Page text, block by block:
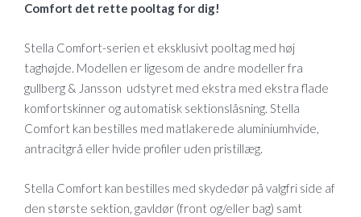
Comfort det rette pooltag for dig!
Stella Comfort-serien et eksklusivt pooltag med høj
taghøjde. Modellen er ligesom de andre modeller fra
gullberg & Jansson udstyret med ekstra med ekstra flade
komfortskinner og automatisk sektionslåsning. Stella
Comfort kan bestilles med matlakerede aluminiumhvide,
antracitgrå eller hvide profiler uden pristillæg.
Stella Comfort kan bestilles med skydedør på valgfri side af
den største sektion, gavldør (front og/eller bag) samt